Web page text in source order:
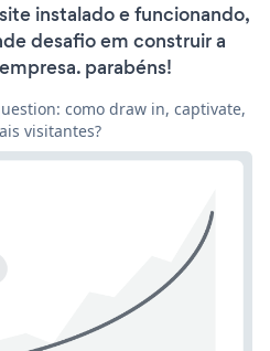
instalado e funcionando,
desafio em construir a
parabéns!
como draw in, captivate,
visitantes?